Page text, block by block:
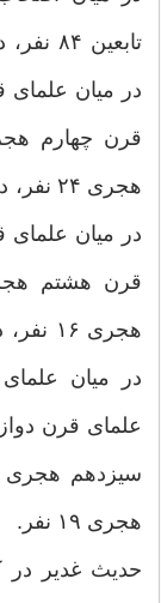
هجری ۱۹ نفر.
حدیث غدیر در